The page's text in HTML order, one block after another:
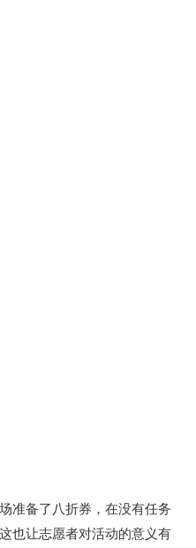
准备了八折券，在没有任务
也让志愿者对活动的意义有